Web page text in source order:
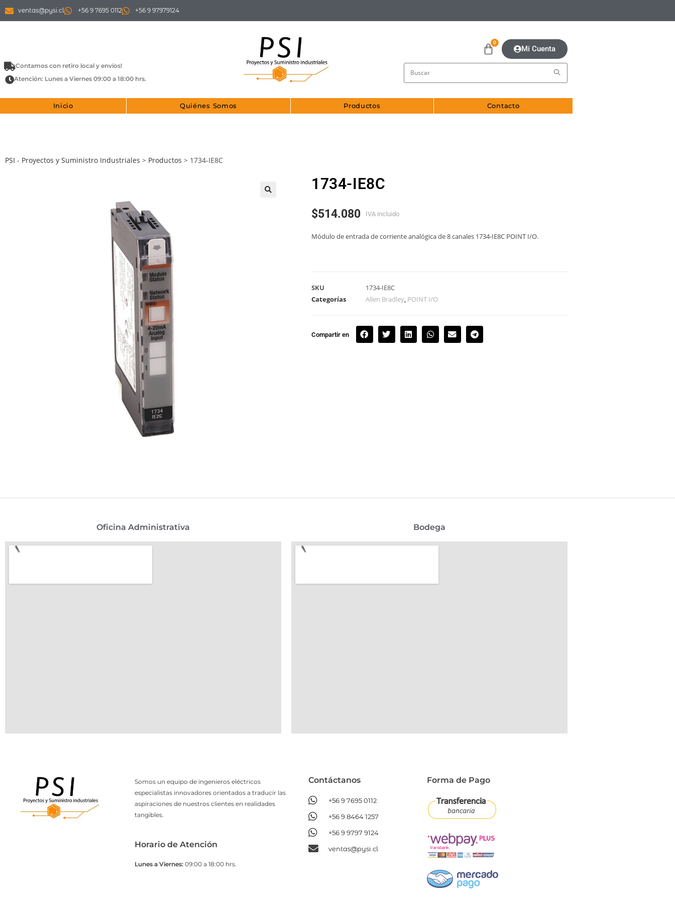
ventas@pysi.cl +56 9 7695 0112 +56 9 97979124
¡Contamos con retiro local y envíos!
Atención: Lunes a Viernes 09:00 a 18:00 hrs.
0
Mi Cuenta
Inicio Quiénes Somos Productos Contacto
PSI - Proyectos y Suministro Industriales > Productos > 1734-IE8C
1734-IE8C
$514.080 IVA incluido
Módulo de entrada de corriente analógica de 8 canales 1734-IE8C POINT I/O.
SKU
1734-IE8C
Categorías
Allen Bradley, POINT I/O
Compartir en
Oficina Administrativa Bodega
Somos un equipo de ingenieros eléctricos
especialistas innovadores orientados a traducir las
aspiraciones de nuestros clientes en realidades
tangibles.
Horario de Atención
Lunes a Viernes:09:00 a 18:00 hrs.
Contáctanos​
+56 9 7695 0112
+56 9 8464 1257
+56 9 9797 9124
ventas@pysi.cl
Forma de Pago